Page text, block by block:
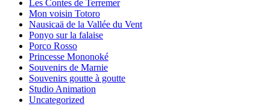
Les Contes de Terremer
Mon voisin Totoro
Nausicaä de la Vallée du Vent
Ponyo sur la falaise
Porco Rosso
Princesse Mononoké
Souvenirs de Marnie
Souvenirs goutte à goutte
Studio Animation
Uncategorized